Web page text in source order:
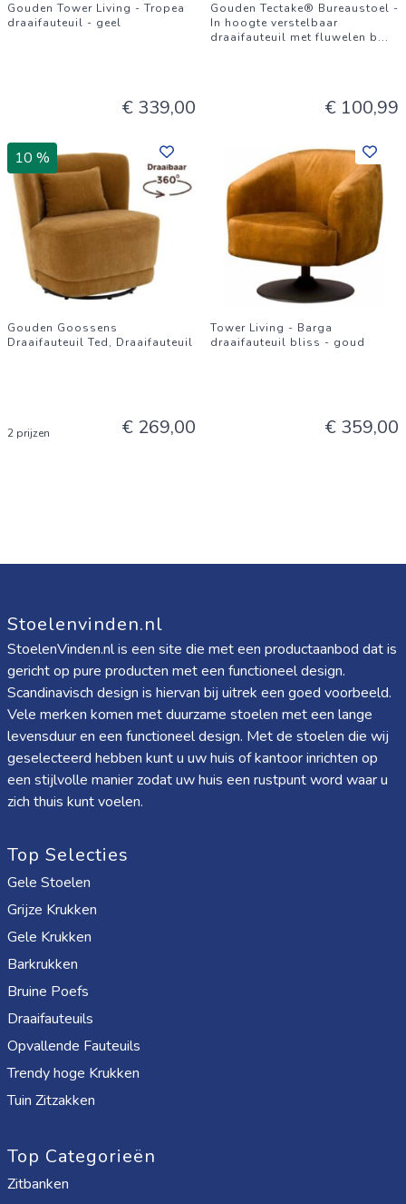
Gouden Tower Living - Tropea
draaifauteuil - geel
€ 339,00
Gouden Tectake® Bureaustoel -
In hoogte verstelbaar
draaifauteuil met fluwelen b...
€ 100,99
10 %
Gouden Goossens
Draaifauteuil Ted, Draaifauteuil
2 prijzen € 269,00
Tower Living - Barga
draaifauteuil bliss - goud
€ 359,00
Stoelenvinden.nl
StoelenVinden.nl is een site die met een productaanbod dat is
gericht op pure producten met een functioneel design.
Scandinavisch design is hiervan bij uitrek een goed voorbeeld.
Vele merken komen met duurzame stoelen met een lange
levensduur en een functioneel design. Met de stoelen die wij
geselecteerd hebben kunt u uw huis of kantoor inrichten op
een stijlvolle manier zodat uw huis een rustpunt word waar u
zich thuis kunt voelen.
Top Selecties
Gele Stoelen
Grijze Krukken
Gele Krukken
Barkrukken
Bruine Poefs
Draaifauteuils
Opvallende Fauteuils
Trendy hoge Krukken
Tuin Zitzakken
Top Categorieën
Zitbanken